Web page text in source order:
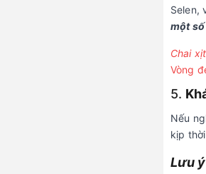
Selen,
một
Chai
Vòng
5.
Nếu
kịp
Lưu